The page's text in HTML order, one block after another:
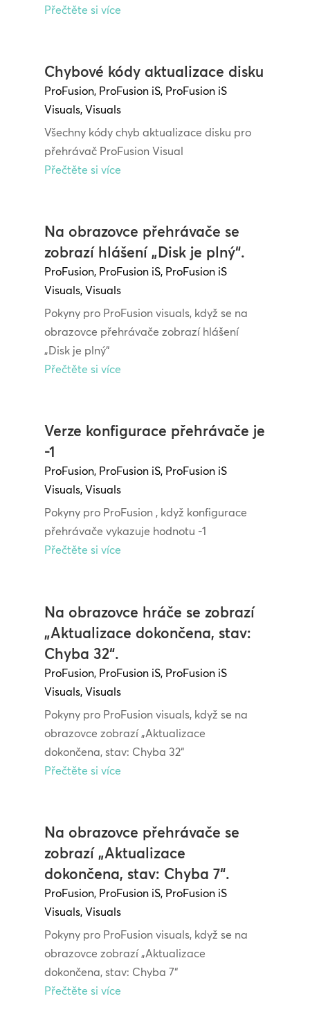
Přečtěte si více
Chybové kódy aktualizace disku
ProFusion, ProFusion iS, ProFusion iS
Visuals, Visuals
Všechny kódy chyb aktualizace disku pro
přehrávač ProFusion Visual
Přečtěte si více
Na obrazovce přehrávače se
zobrazí hlášení „Disk je plný“.
ProFusion, ProFusion iS, ProFusion iS
Visuals, Visuals
Pokyny pro ProFusion visuals, když se na
obrazovce přehrávače zobrazí hlášení
„Disk je plný“
Přečtěte si více
Verze konfigurace přehrávače je
-1
ProFusion, ProFusion iS, ProFusion iS
Visuals, Visuals
Pokyny pro ProFusion , když konfigurace
přehrávače vykazuje hodnotu -1
Přečtěte si více
Na obrazovce hráče se zobrazí
„Aktualizace dokončena, stav:
Chyba 32“.
ProFusion, ProFusion iS, ProFusion iS
Visuals, Visuals
Pokyny pro ProFusion visuals, když se na
obrazovce zobrazí „Aktualizace
dokončena, stav: Chyba 32“
Přečtěte si více
Na obrazovce přehrávače se
zobrazí „Aktualizace
dokončena, stav: Chyba 7“.
ProFusion, ProFusion iS, ProFusion iS
Visuals, Visuals
Pokyny pro ProFusion visuals, když se na
obrazovce zobrazí „Aktualizace
dokončena, stav: Chyba 7“
Přečtěte si více